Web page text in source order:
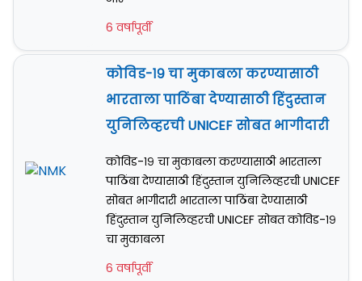
6 वर्षापूर्वी
कोविड-१९ चा मुकाबला करण्यासाठी
भारताला पाठिंबा देण्यासाठी हिंदुस्तान
युनिलिव्हरची UNICEF सोबत भागीदारी
कोविड-१९ चा मुकाबला करण्यासाठी भारताला
पाठिंबा देण्यासाठी हिंदुस्तान युनिलिव्हरची UNICEF
सोबत भागीदारी भारताला पाठिंबा देण्यासाठी
हिंदुस्तान युनिलिव्हरची UNICEF सोबत कोविड-१९
चा मुकाबला
6 वर्षापूर्वी